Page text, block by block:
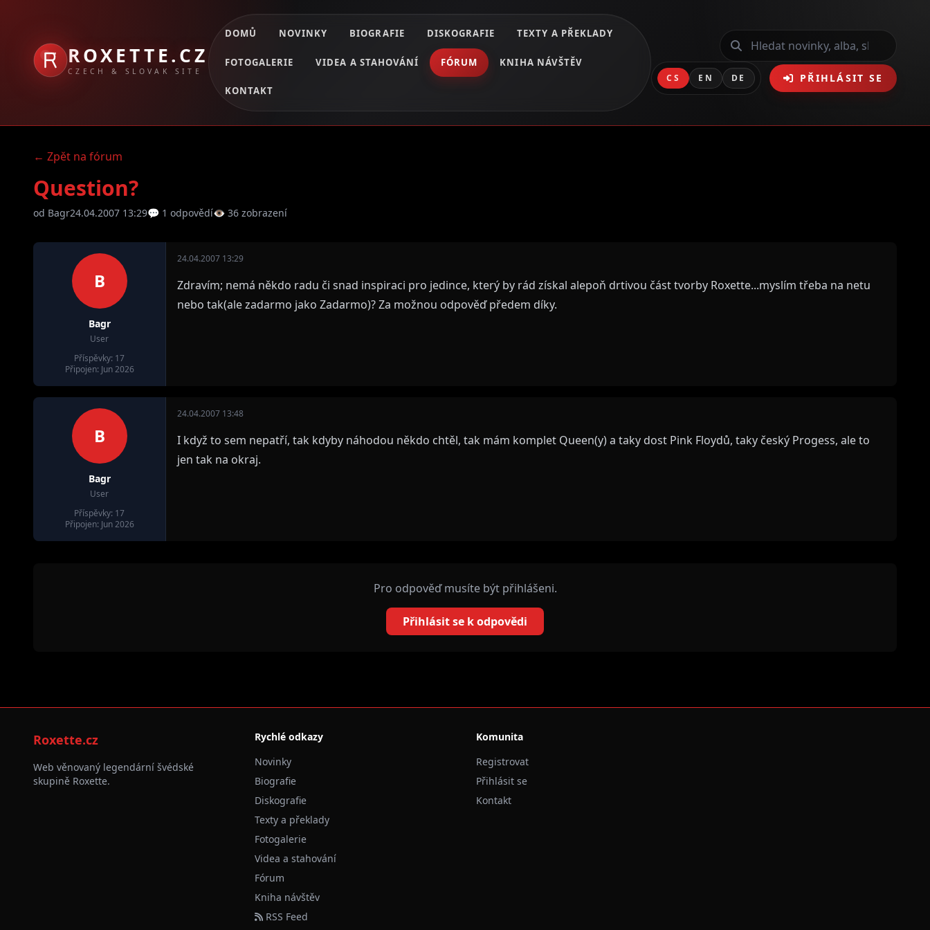
ROXETTE.CZ
CZECH & SLOVAK SITE
DOMŮ NOVINKY BIOGRAFIE DISKOGRAFIE TEXTY A PŘEKLADY
FOTOGALERIE VIDEA A STAHOVÁNÍ FÓRUM KNIHA NÁVŠTĚV
KONTAKT
CS EN DE PŘIHLÁSIT SE
← Zpět na fórum
Question?
od Bagr24.04.2007 13:29💬 1 odpovědí👁 36 zobrazení
B
Bagr
User
Příspěvky: 17
Připojen: Jun 2026
24.04.2007 13:29
Zdravím; nemá někdo radu či snad inspiraci pro jedince, který by rád získal alepoň drtivou část tvorby Roxette...myslím třeba na netu
nebo tak(ale zadarmo jako Zadarmo)? Za možnou odpověď předem díky.
B
Bagr
User
Příspěvky: 17
Připojen: Jun 2026
24.04.2007 13:48
I když to sem nepatří, tak kdyby náhodou někdo chtěl, tak mám komplet Queen(y) a taky dost Pink Floydů, taky český Progess, ale to
jen tak na okraj.
Pro odpověď musíte být přihlášeni.
Přihlásit se k odpovědi
Roxette.cz
Web věnovaný legendární švédské
skupině Roxette.
Rychlé odkazy
Novinky
Biografie
Diskografie
Texty a překlady
Fotogalerie
Videa a stahování
Fórum
Kniha návštěv
RSS Feed
Komunita
Registrovat
Přihlásit se
Kontakt